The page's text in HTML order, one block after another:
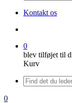
Kontakt os
0
blev tilføjet til
Kurv
Menu
søge
0